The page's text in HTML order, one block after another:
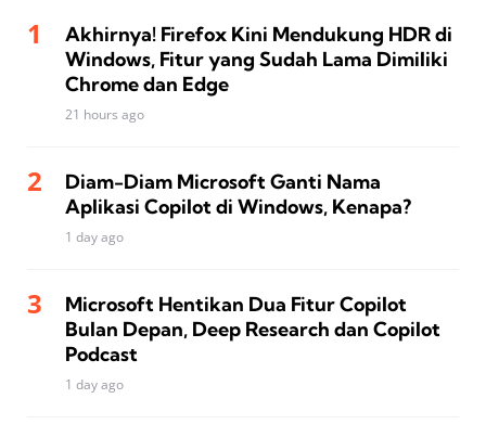
Akhirnya! Firefox Kini Mendukung HDR di
Windows, Fitur yang Sudah Lama Dimiliki
Chrome dan Edge
21 hours ago
Diam-Diam Microsoft Ganti Nama
Aplikasi Copilot di Windows, Kenapa?
1 day ago
Microsoft Hentikan Dua Fitur Copilot
Bulan Depan, Deep Research dan Copilot
Podcast
1 day ago